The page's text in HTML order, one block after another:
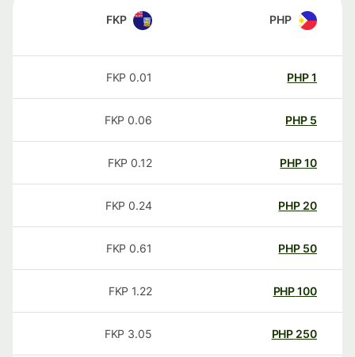
PHP
FKP
PHP
0.01
FKP
PHP
0.06
FKP
PHP
0.12
FKP
20
PHP
0.24
FKP
50
PHP
0.61
FKP
100
PHP
1.22
FKP
250
PHP
3.05
FKP